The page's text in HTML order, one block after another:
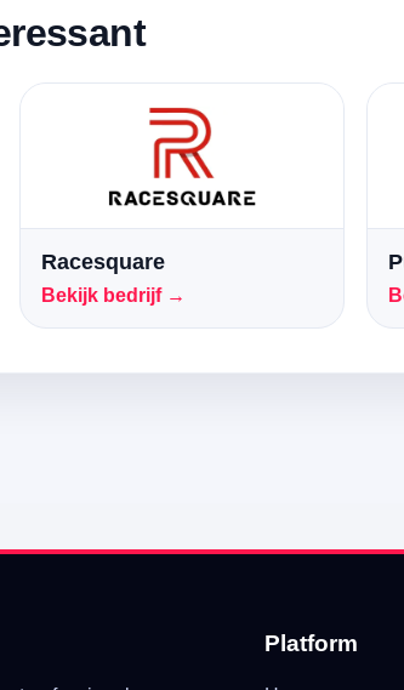
Racesquare
Bekijk bedrijf →
Platform